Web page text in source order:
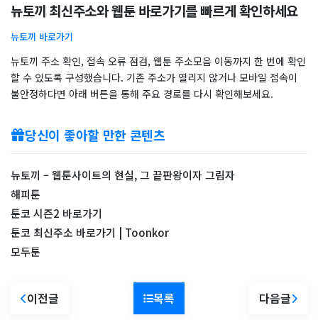
뉴토끼 최신주소와 웹툰 바로가기를 빠르게 확인하세요
뉴토끼 바로가기
뉴토끼 주소 확인, 접속 오류 점검, 웹툰 주소모음 이동까지 한 번에 확인
할 수 있도록 구성했습니다. 기존 주소가 열리지 않거나 모바일 접속이
불안정하다면 아래 버튼을 통해 주요 경로를 다시 확인해보세요.
당신이 좋아할 만한 콘텐츠
뉴토끼 – 웹툰사이트의 현실, 그 끝판왕이자 그림자
해피툰
툰코 시즌2 바로가기
툰코 최신주소 바로가기 | Toonkor
모두툰
이전글 목록 다음글